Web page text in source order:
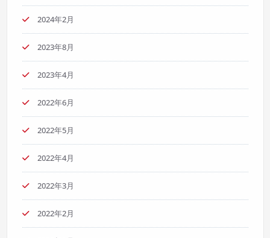
2024年2月
2023年8月
2023年4月
2022年6月
2022年5月
2022年4月
2022年3月
2022年2月